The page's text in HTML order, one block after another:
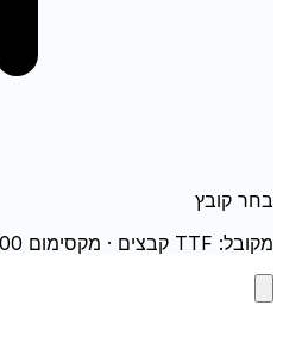
בחר קובץ
מקובל: TTF קבצים · מקסימום 100 MB לקובץ